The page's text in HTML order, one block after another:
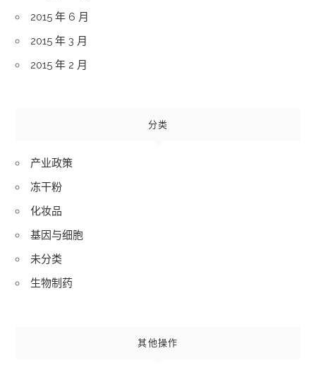
2015 年 6 月
2015 年 3 月
2015 年 2 月
分类
产业政策
冻干粉
化妆品
基因与细胞
未分类
生物制药
其他操作